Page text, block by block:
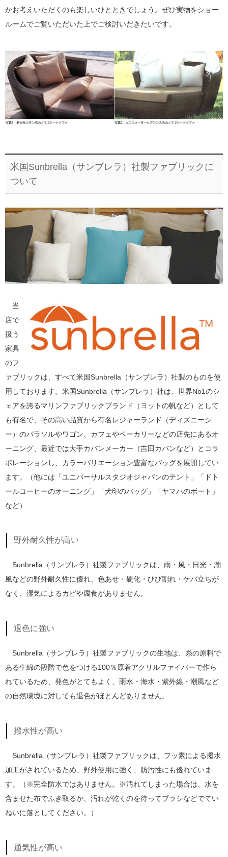
かお考えいただくのも楽しいひとときでしょう。ぜひ実物をショー
ルームでご覧いただいた上でご検討いだきたいです。
米国Sunbrella（サンブレラ）社製ファブリックに
ついて
当
店で
扱う
家具
のフ
ァブリックは、すべて米国Sunbrella（サンブレラ）社製のものを使
用しております。米国Sunbrella（サンブレラ）社は、世界No1のシ
ェアを誇るマリンファブリックブランド（ヨットの帆など）として
も有名で、その高い品質から有名レジャーランド（ディズニーシ
ー）のパラソルやワゴン、カフェやベーカリーなどの店先にあるオ
ーニング、最近では大手カバンメーカー（吉田カバンなど）とコラ
ボレーションし、カラーバリエーション豊富なバッグを展開してい
ます。（他には「ユニバーサルスタジオジャパンのテント」「ドト
ールコーヒーのオーニング」「犬印のバッグ」「ヤマハのボート」
など）
野外耐久性が高い
Sunbrella（サンブレラ）社製ファブリックは、雨・風・日光・潮
風などの野外耐久性に優れ、色あせ・硬化・ひび割れ・ケバ立ちが
なく、湿気によるカビや腐食がありません。
退色に強い
Sunbrella（サンブレラ）社製ファブリックの生地は、糸の原料で
ある生綿の段階で色をつける100％原着アクリルファイバーで作ら
れているため、発色がとてもよく、雨水・海水・紫外線・潮風など
の自然環境に対しても退色がほとんどありません。
撥水性が高い
Sunbrella（サンブレラ）社製ファブリックは、フッ素による撥水
加工がされているため、野外使用に強く、防汚性にも優れていま
す。（※完全防水ではありません。※汚れてしまった場合は、水を
含ませた布でふき取るか、汚れが乾くのを待ってブラシなどでてい
ねいに落としてください。）
通気性が高い